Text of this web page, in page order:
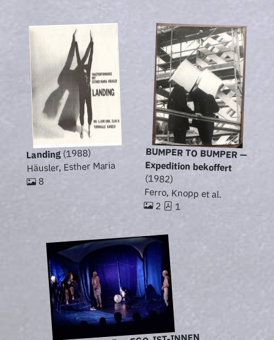
Landing(1988)
Häusler, Esther Maria
8
BUMPER TO BUMPER —
Expedition bekoffert
(1982)
Ferro, Knopp et al.
2 1